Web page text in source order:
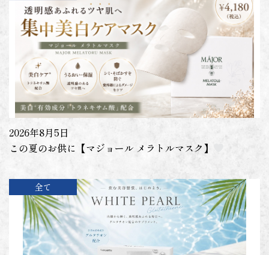
2026年8月5日
この夏のお供に【マジョール メラトルマスク】
全て